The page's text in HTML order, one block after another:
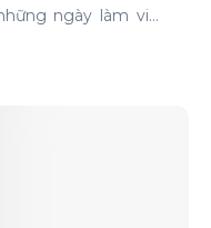
ngày làm việc